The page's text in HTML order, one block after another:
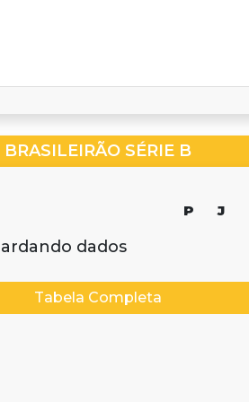
BRASILEIRÃO SÉRIE B
P J
dados
Tabela Completa